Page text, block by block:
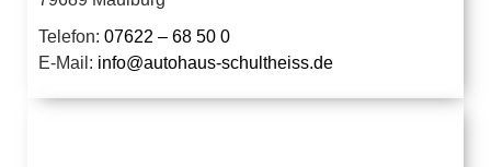
Telefon: 07622 – 68 50 0
E-Mail: info@autohaus-schultheiss.de